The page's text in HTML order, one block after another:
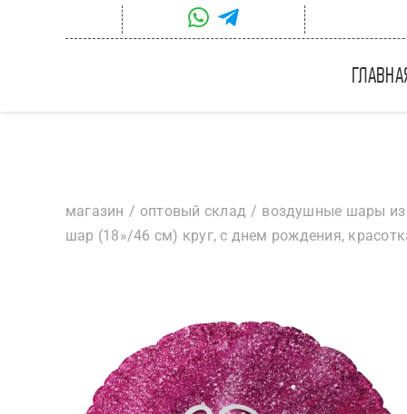
магазин оптовый склад воздушные шары из
шар (18»/46 см) круг, с днем рождения,